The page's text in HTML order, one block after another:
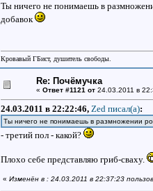
Ты ничего не понимаешь в
добавок
Кровавый ГБист, душитель свободы.
Re: Почёмучка
« Ответ #1121 от24.03.2011 в
24.03.2011 в 22:22:46, Zed писал(a):
Ты ничего не понимаешь в размножении
- третий пол - какой?
Плохо себе представляю гриб-сваху.
« Изменён в : 24.03.2011 в 22:37:23